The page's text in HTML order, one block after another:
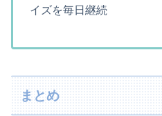
イズを毎日継続
まとめ